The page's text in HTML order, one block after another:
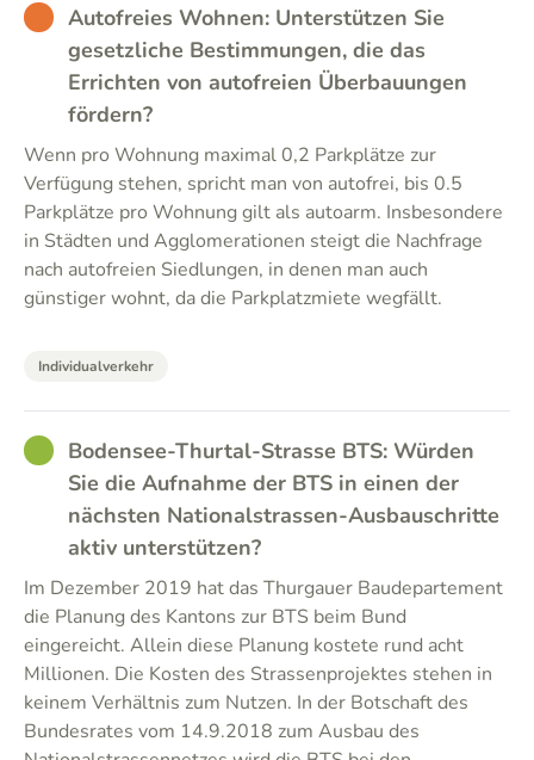
BADAutofreies Wohnen: Unterstützen Sie
gesetzliche Bestimmungen, die das
Errichten von autofreien Überbauungen
fördern?
Wenn pro Wohnung maximal 0,2 Parkplätze zur
Verfügung stehen, spricht man von autofrei, bis 0.5
Parkplätze pro Wohnung gilt als autoarm. Insbesondere
in Städten und Agglomerationen steigt die Nachfrage
nach autofreien Siedlungen, in denen man auch
günstiger wohnt, da die Parkplatzmiete wegfällt.
Individualverkehr
GOODBodensee-Thurtal-Strasse BTS: Würden
Sie die Aufnahme der BTS in einen der
nächsten Nationalstrassen-Ausbauschritte
aktiv unterstützen?
Im Dezember 2019 hat das Thurgauer Baudepartement
die Planung des Kantons zur BTS beim Bund
eingereicht. Allein diese Planung kostete rund acht
Millionen. Die Kosten des Strassenprojektes stehen in
keinem Verhältnis zum Nutzen. In der Botschaft des
Bundesrates vom 14.9.2018 zum Ausbau des